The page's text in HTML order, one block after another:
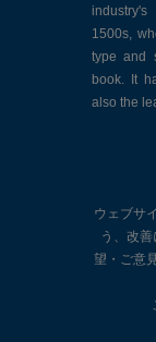
1500s,
type and
book. It
also the
ウェブサ
う、改
望・ご意